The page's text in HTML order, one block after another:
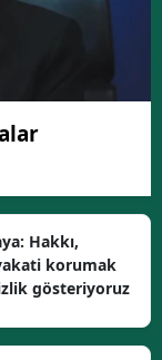
Hakkı,
korumak
gösteriyoruz